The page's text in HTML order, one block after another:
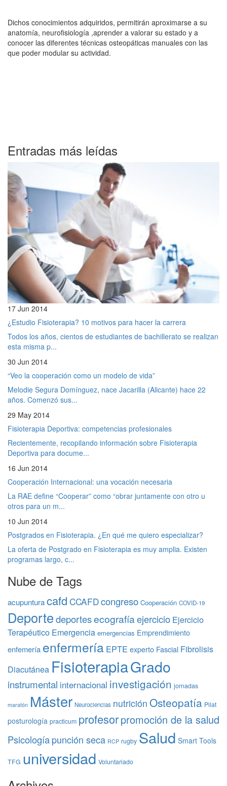
Dichos conocimientos adquiridos, permitirán aproximarse a su
anatomía, neurofisiología ,aprender a valorar su estado y a
conocer las diferentes técnicas osteopáticas manuales con las
que poder modular su actividad.
Entradas más leídas
17 Jun 2014
¿Estudio Fisioterapia? 10 motivos para hacer la carrera
Todos los años, cientos de estudiantes de bachillerato se realizan
esta misma p...
30 Jun 2014
“Veo la cooperación como un modelo de vida”
Melodie Segura Domínguez, nace Jacarilla (Alicante) hace 22
años. Comenzó sus...
29 May 2014
Fisioterapia Deportiva: competencias profesionales
Recientemente, recopilando información sobre Fisioterapia
Deportiva para docume...
16 Jun 2014
Cooperación Internacional: una vocación necesaria
La RAE define “Cooperar” como “obrar juntamente con otro u
otros para un m...
10 Jun 2014
Postgrados en Fisioterapia. ¿En qué me quiero especializar?
La oferta de Postgrado en Fisioterapia es muy amplia. Existen
programas largo, c...
Nube de Tags
acupunturacafd CCAFDcongreso Cooperación COVID-19
Deportedeportesecografíaejercicio Ejercicio
Terapéutico Emergencia emergencias Emprendimiento
enfemería enfermería EPTE experto Fascial Fibrolisis
Diacutánea FisioterapiaGrado
instrumental internacional investigación jornadas
maratón Máster Neurociencias nutrición Osteopatía Pilat
posturología practicum profesorpromoción de la salud
Psicologíapunción seca RCP rugby Salud Smart Tools
TFG universidad Voluntariado